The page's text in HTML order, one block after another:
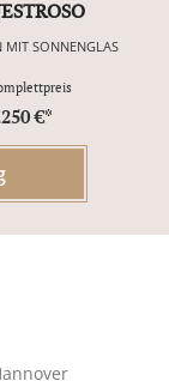
MIT SONNENGLAS
€*